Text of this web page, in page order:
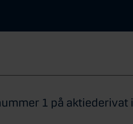
1 på aktiederivat i